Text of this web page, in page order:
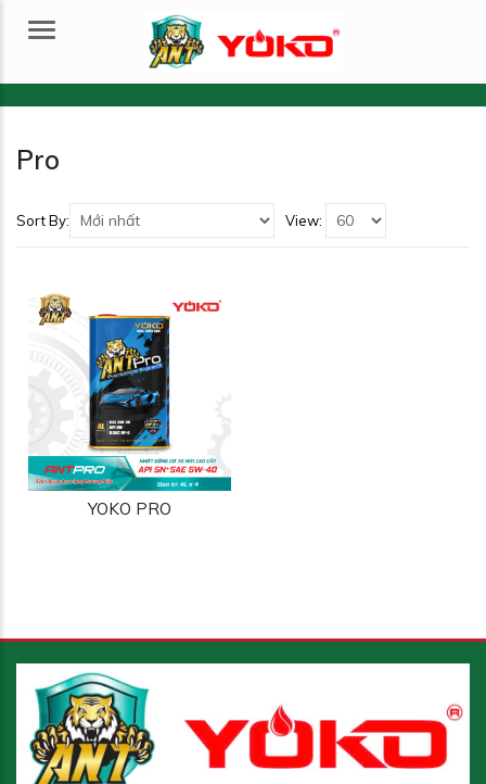
Menu
Pro
Sort By: View:
YOKO PRO
Yoko Cutting VG 30